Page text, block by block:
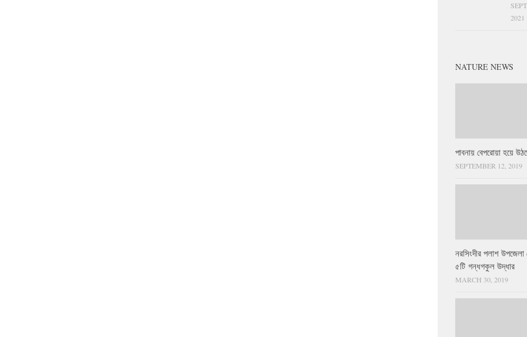
2021
NATURE NEWS
পাবনায় বেপরোয়া হয়ে
SEPTEMBER 12, 2019
নরসিংদীর পলাশ উপজেলা
৫টি গন্ধগকুল উদ্ধার
MARCH 30, 2019